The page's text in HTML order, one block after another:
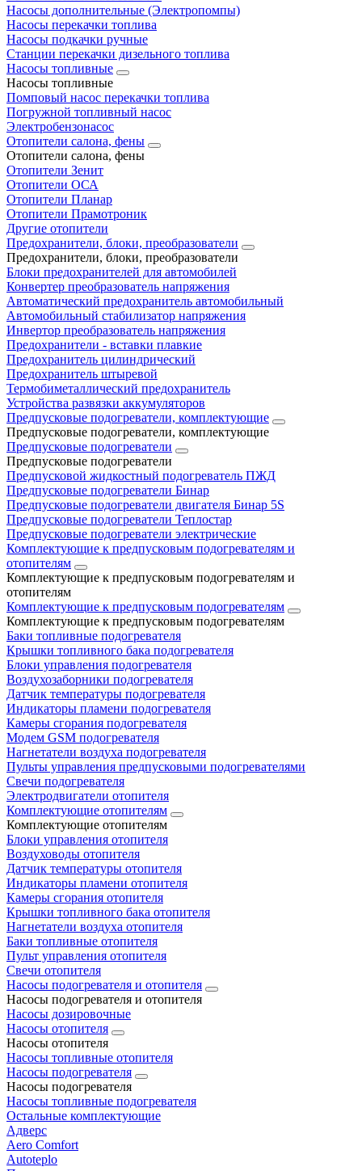
Насосы дополнительные (Электропомпы)
Насосы перекачки топлива
Насосы подкачки ручные
Станции перекачки дизельного топлива
Насосы топливные
Насосы топливные
Помповый насос перекачки топлива
Погружной топливный насос
Электробензонасос
Отопители салона, фены
Отопители салона, фены
Отопители Зенит
Отопители ОСА
Отопители Планар
Отопители Прамотроник
Другие отопители
Предохранители, блоки, преобразователи
Предохранители, блоки, преобразователи
Блоки предохранителей для автомобилей
Конвертер преобразователь напряжения
Автоматический предохранитель автомобильный
Автомобильный стабилизатор напряжения
Инвертор преобразователь напряжения
Предохранители - вставки плавкие
Предохранитель цилиндрический
Предохранитель штыревой
Термобиметаллический предохранитель
Устройства развязки аккумуляторов
Предпусковые подогреватели, комплектующие
Предпусковые подогреватели, комплектующие
Предпусковые подогреватели
Предпусковые подогреватели
Предпусковой жидкостный подогреватель ПЖД
Предпусковые подогреватели Бинар
Предпусковые подогреватели двигателя Бинар 5S
Предпусковые подогреватели Теплостар
Предпусковые подогреватели электрические
Комплектующие к предпусковым подогревателям и
отопителям
Комплектующие к предпусковым подогревателям и
отопителям
Комплектующие к предпусковым подогревателям
Комплектующие к предпусковым подогревателям
Баки топливные подогревателя
Крышки топливного бака подогревателя
Блоки управления подогревателя
Воздухозаборники подогревателя
Датчик температуры подогревателя
Индикаторы пламени подогревателя
Камеры сгорания подогревателя
Модем GSM подогревателя
Нагнетатели воздуха подогревателя
Пульты управления предпусковыми подогревателями
Свечи подогревателя
Электродвигатели отопителя
Комплектующие отопителям
Комплектующие отопителям
Блоки управления отопителя
Воздуховоды отопителя
Датчик температуры отопителя
Индикаторы пламени отопителя
Камеры сгорания отопителя
Крышки топливного бака отопителя
Нагнетатели воздуха отопителя
Баки топливные отопителя
Пульт управления отопителя
Свечи отопителя
Насосы подогревателя и отопителя
Насосы подогревателя и отопителя
Насосы дозировочные
Насосы отопителя
Насосы отопителя
Насосы топливные отопителя
Насосы подогревателя
Насосы подогревателя
Насосы топливные подогревателя
Остальные комплектующие
Адверс
Aero Comfort
Autoteplo